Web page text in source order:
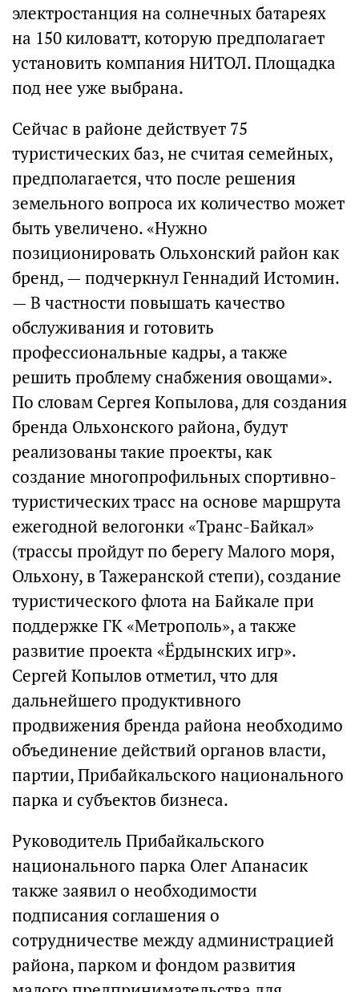
электростанция на солнечных батареях
на 150 киловатт, которую предполагает
установить компания НИТОЛ. Площадка
под нее уже выбрана.
Сейчас в районе действует 75
туристических баз, не считая семейных,
предполагается, что после решения
земельного вопроса их количество может
быть увеличено. «Нужно
позиционировать Ольхонский район как
бренд, — подчеркнул Геннадий Истомин.
— В частности повышать качество
обслуживания и готовить
профессиональные кадры, а также
решить проблему снабжения овощами».
По словам Сергея Копылова, для создания
бренда Ольхонского района, будут
реализованы такие проекты, как
создание многопрофильных спортивно-
туристических трасс на основе маршрута
ежегодной велогонки «Транс-Байкал»
(трассы пройдут по берегу Малого моря,
Ольхону, в Тажеранской степи), создание
туристического флота на Байкале при
поддержке ГК «Метрополь», а также
развитие проекта «Ёрдынских игр».
Сергей Копылов отметил, что для
дальнейшего продуктивного
продвижения бренда района необходимо
объединение действий органов власти,
партии, Прибайкальского национального
парка и субъектов бизнеса.
Руководитель Прибайкальского
национального парка Олег Апанасик
также заявил о необходимости
подписания соглашения о
сотрудничестве между администрацией
района, парком и фондом развития